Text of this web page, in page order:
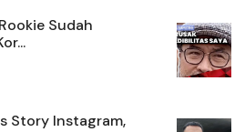
Sudah
Story Instagram,